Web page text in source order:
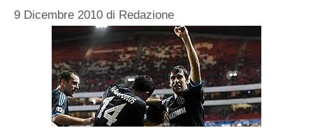
9 Dicembre 2010 di Redazione